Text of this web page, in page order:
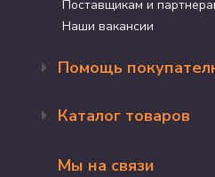
Поставщикам и
Наши вакансии
Помощь
Доставка и оплата
Программа лояльности
Каталог товаров
Акции
Мы на связи